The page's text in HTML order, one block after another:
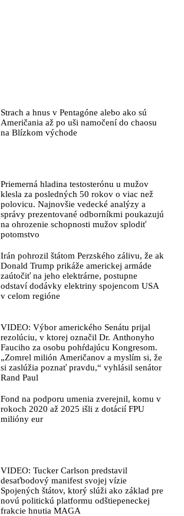
Strach a hnus v Pentagóne alebo ako sú
Američania až po uši namočení do chaosu
na Blízkom východe
Priemerná hladina testosterónu u mužov
klesla za posledných 50 rokov o viac než
polovicu. Najnovšie vedecké analýzy a
správy prezentované odborníkmi poukazujú
na ohrozenie schopnosti mužov splodiť
potomstvo
Irán pohrozil štátom Perzského zálivu, že ak
Donald Trump prikáže americkej armáde
zaútočiť na jeho elektrárne, postupne
odstaví dodávky elektriny spojencom USA
v celom regióne
VIDEO: Výbor amerického Senátu prijal
rezolúciu, v ktorej označil Dr. Anthonyho
Fauciho za osobu pohŕdajúcu Kongresom.
„Zomrel milión Američanov a myslím si, že
si zaslúžia poznať pravdu,“ vyhlásil senátor
Rand Paul
Fond na podporu umenia zverejnil, komu v
rokoch 2020 až 2025 išli z dotácií FPU
milióny eur
VIDEO: Tucker Carlson predstavil
desaťbodový manifest svojej vízie
Spojených štátov, ktorý slúži ako základ pre
novú politickú platformu odštiepeneckej
frakcie hnutia MAGA